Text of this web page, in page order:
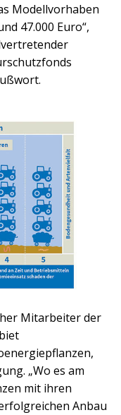
Modellvorhaben
47.000 Euro“,
Mitarbeiter der
„Wo es am
mit ihren
Anbau